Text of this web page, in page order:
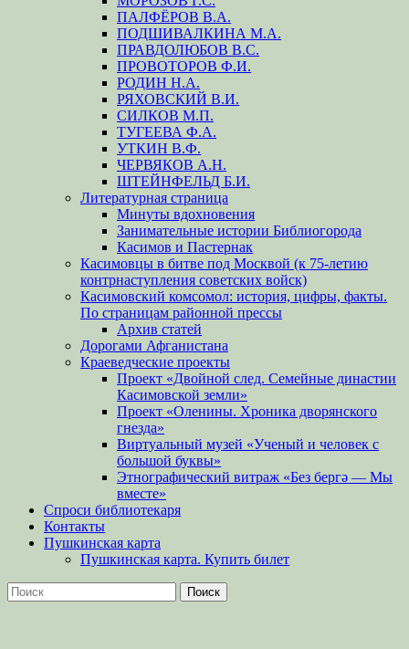
ПАЛФЁРОВ В.А.
ПОДШИВАЛКИНА М.А.
ПРАВДОЛЮБОВ В.С.
ПРОВОТОРОВ Ф.И.
РОДИН Н.А.
РЯХОВСКИЙ В.И.
СИЛКОВ М.П.
ТУГЕЕВА Ф.А.
УТКИН В.Ф.
ЧЕРВЯКОВ А.Н.
ШТЕЙНФЕЛЬД Б.И.
Литературная страница
Минуты вдохновения
Занимательные истории Библиогорода
Касимов и Пастернак
Касимовцы в битве под Москвой (к 75-летию
контрнаступления советских войск)
Касимовский комсомол: история, цифры, факты.
По страницам районной прессы
Архив статей
Дорогами Афганистана
Краеведческие проекты
Проект «Двойной след. Семейные династии
Касимовской земли»
Проект «Оленины. Хроника дворянского
гнезда»
Виртуальный музей «Ученый и человек с
большой буквы»
Этнографический витраж «Без бергə — Мы
вместе»
Спроси библиотекаря
Контакты
Пушкинская карта
Пушкинская карта. Купить билет
Поиск
Найти: